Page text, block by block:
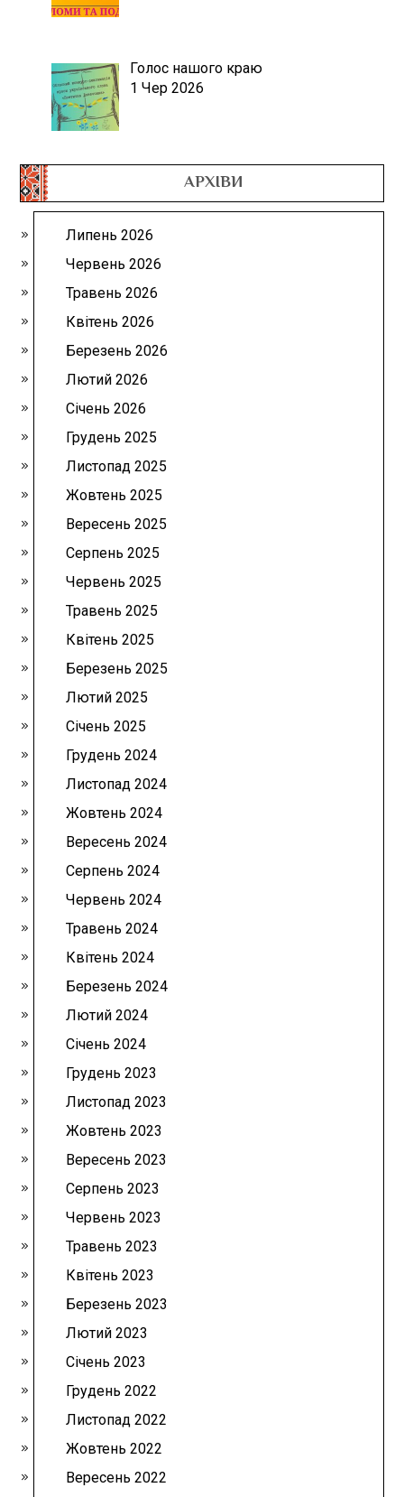
Голос нашого краю
1 Чер 2026
АРХІВИ
Липень 2026
Червень 2026
Травень 2026
Квітень 2026
Березень 2026
Лютий 2026
Січень 2026
Грудень 2025
Листопад 2025
Жовтень 2025
Вересень 2025
Серпень 2025
Червень 2025
Травень 2025
Квітень 2025
Березень 2025
Лютий 2025
Січень 2025
Грудень 2024
Листопад 2024
Жовтень 2024
Вересень 2024
Серпень 2024
Червень 2024
Травень 2024
Квітень 2024
Березень 2024
Лютий 2024
Січень 2024
Грудень 2023
Листопад 2023
Жовтень 2023
Вересень 2023
Серпень 2023
Червень 2023
Травень 2023
Квітень 2023
Березень 2023
Лютий 2023
Січень 2023
Грудень 2022
Листопад 2022
Жовтень 2022
Вересень 2022